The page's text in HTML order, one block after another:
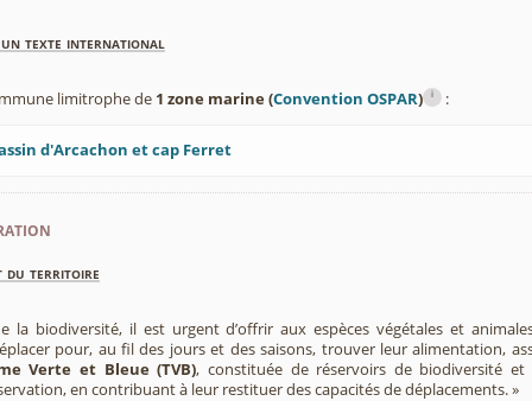
texte international
limitrophe de 1 zone marine (Convention OSPAR) i :
d'Arcachon et cap Ferret
du territoire
la biodiversité, il est urgent d’offrir aux espèces végétales et
pour, au fil des jours et des saisons, trouver leur alimentation,
Verte et Bleue (TVB), constituée de réservoirs de biodiversité
en contribuant à leur restituer des capacités de déplacements. »